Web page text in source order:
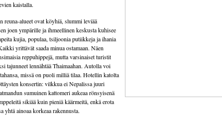
kaistalla.
reuna-alueet ovat köyhiä, slummi leviää
joen ympärille ja ihmeellinen keskusta kuhisee
kujia, populaa, tsiljoonia putiikkeja ja ihania
yrittävät saada minua ostamaan. Näen
reppuhippejä, mutta varsinaiset turistit
tajunneet lennähtää Thaimaahan. Autolla voi
missä on puoli milliä tilaa. Hotellin katolta
konsertin: vilkkua ei Nepalissa juuri
sumuinen kattomeri aukeaa rönsyisenä
sikiää kuin pieniä käärmeitä, enkä erota
yhtä ainoaa korkeaa rakennusta.